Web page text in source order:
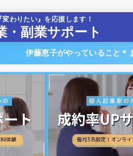
わりたい』を応援します！
・副業サポート
伊藤恵子がやっていること